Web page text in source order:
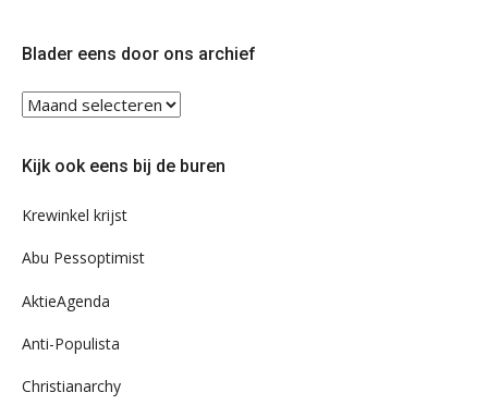
Blader eens door ons archief
Blader
ons
Kijk ook eens bij de buren
Krewinkel krijst
Abu Pessoptimist
AktieAgenda
Anti-Populista
Christianarchy